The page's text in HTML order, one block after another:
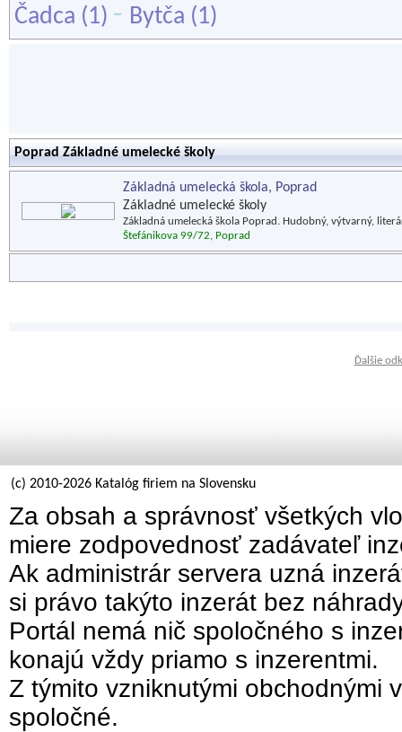
Čadca (1) - Bytča (1)
Poprad Základné umelecké školy
Základná umelecká škola, Poprad
Základné umelecké školy
Základná umelecká škola Poprad. Hudobný, výtvarný,
Štefánikova 99/72, Poprad
Ďalšie
(c) 2010-2026 Katalóg firiem na Slovensku
Za obsah a správnosť všetkých
miere zodpovednosť zadávateľ
Ak administrár servera uzná
si právo takýto inzerát bez
Portál nemá nič spoločného s
konajú vždy priamo s inzerentmi.
Z týmito vzniknutými obchodnými
spoločné.